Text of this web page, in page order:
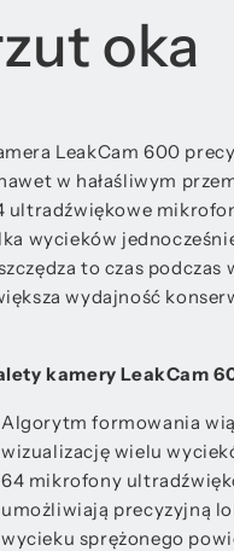
oka
LeakCam 600
w hałaśliwym
ultradźwiękowe
wycieków
to czas
wydajność
kamery LeakCam
Algorytm formowania
wizualizację wielu
64 mikrofony
umożliwiają precyzyjną
wycieku sprężonego